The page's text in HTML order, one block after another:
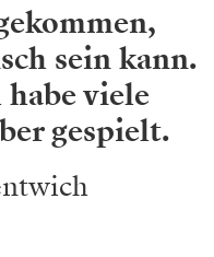
sein kann.
viele
gespielt.